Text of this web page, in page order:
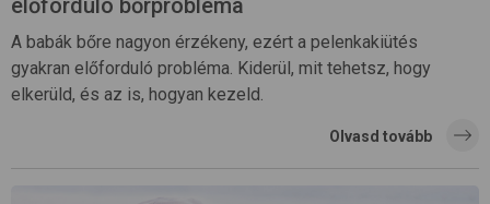
A babák bőre nagyon érzékeny, ezért a pelenkakiütés
gyakran előforduló probléma. Kiderül, mit tehetsz, hogy
elkerüld, és az is, hogyan kezeld.
Olvasd tovább